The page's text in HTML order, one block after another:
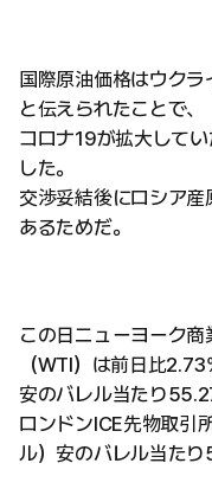
国際原油価格はウク
と伝えられたことで、
コロナ19が拡大して
した。
交渉妥結後にロシア
あるためだ。
この日ニューヨーク
（WTI）は前日比
安のバレル当たり
ロンドンICE先物取引
ル）安のバレル当たり